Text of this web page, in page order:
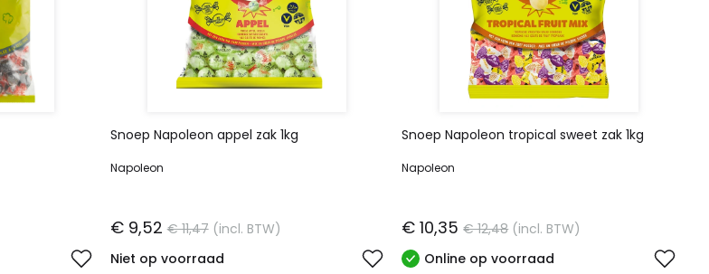
Snoep Napoleon appel zak 1kg
Napoleon
€ 9,52€ 11,47 (incl. BTW)
Niet op voorraad
Snoep Napoleon tropical sweet zak 1kg
Napoleon
€ 10,35€ 12,48 (incl. BTW)
Online op voorraad